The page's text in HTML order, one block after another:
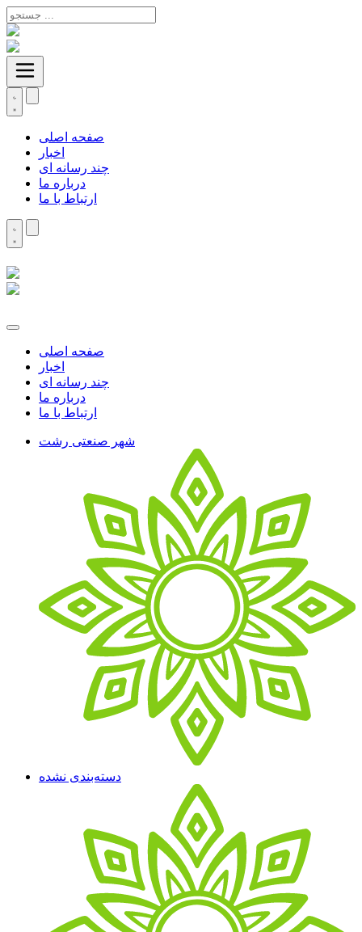
صفحه اصلی
اخبار
چند رسانه ای
درباره ما
ارتباط با ما
صفحه اصلی
اخبار
چند رسانه ای
درباره ما
ارتباط با ما
شهر صنعتی رشت
دسته‌بندی نشده